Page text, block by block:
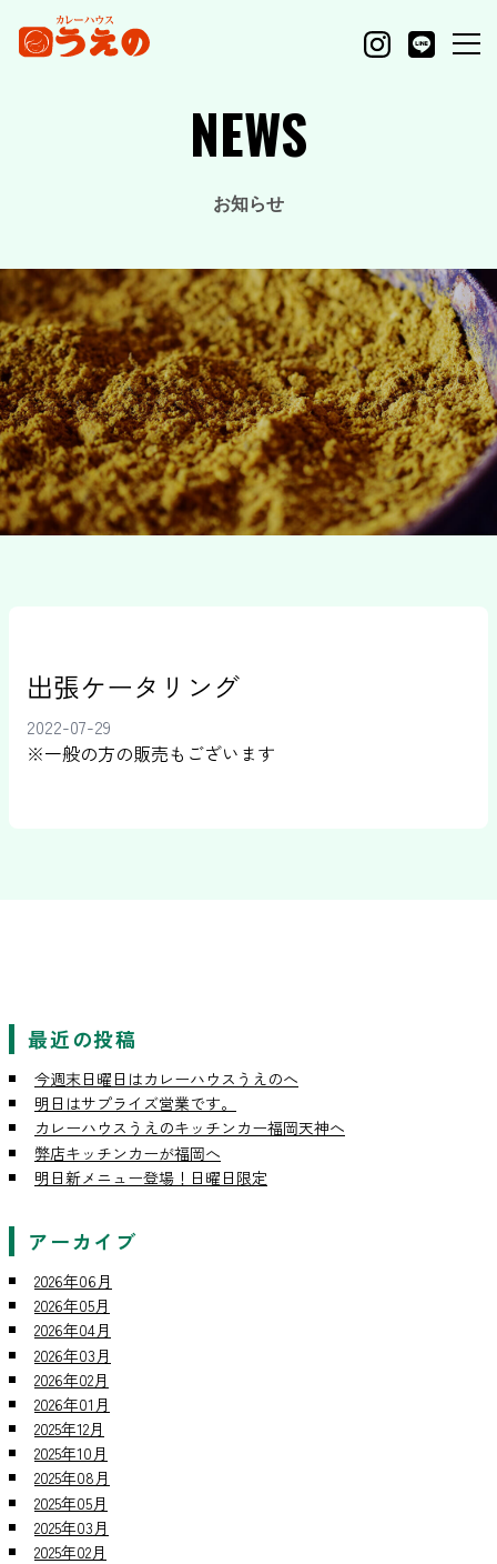
NEWS
お知らせ
出張ケータリング
2022-07-29
※一般の方の販売もございます
最近の投稿
今週末日曜日はカレーハウスうえのへ
明日はサプライズ営業です。
カレーハウスうえのキッチンカー福岡天神へ
弊店キッチンカーが福岡へ
明日新メニュー登場！日曜日限定
アーカイブ
2026年06月
2026年05月
2026年04月
2026年03月
2026年02月
2026年01月
2025年12月
2025年10月
2025年08月
2025年05月
2025年03月
2025年02月